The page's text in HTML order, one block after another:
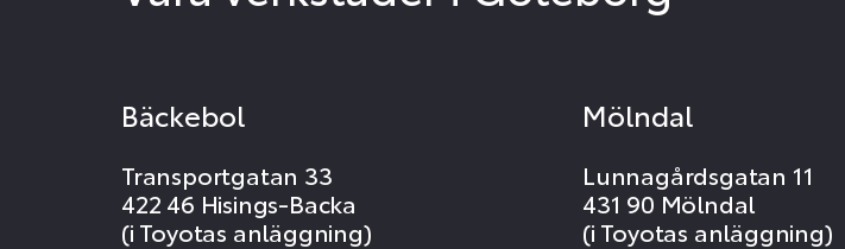
Bäckebol
Transportgatan 33
422 46 Hisings-Backa
(i Toyotas anläggning)
Mölndal
Lunnagårdsgatan 11
431 90 Mölndal
(i Toyotas anläggning)